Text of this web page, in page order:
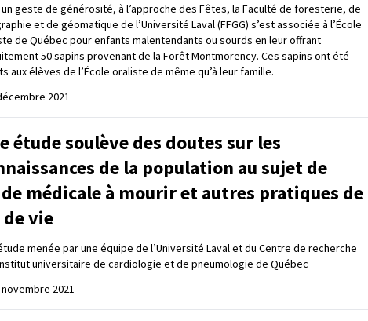
un geste de générosité, à l’approche des Fêtes, la Faculté de foresterie, de
et de géomatique de l’Université Laval (FFGG) s’est associée à l’École
de Québec pour enfants malentendants ou sourds en leur offrant
50 sapins provenant de la Forêt Montmorency. Ces sapins ont été
aux élèves de l’École oraliste de même qu’à leur famille.
2021
étude soulève des doutes sur les
de la population au sujet de
médicale à mourir et autres pratiques de
vie
menée par une équipe de l’Université Laval et du Centre de recherche
universitaire de cardiologie et de pneumologie de Québec
novembre 2021